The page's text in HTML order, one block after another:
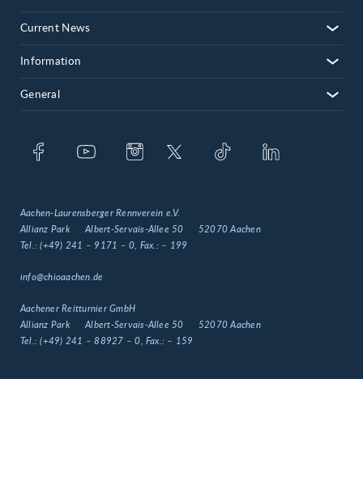
Current News
Information
General
Aachen-Laurensberger Rennverein e.V.
Allianz Park
Albert-Servais-Allee 50
52070 Aachen
Tel.:(+49) 241 – 9171 – 0 , Fax.: – 199
info@chioaachen.de
Aachener Reitturnier GmbH
Allianz Park
Albert-Servais-Allee 50
52070 Aachen
Tel.:(+49) 241 – 88927 – 0 , Fax.: – 159